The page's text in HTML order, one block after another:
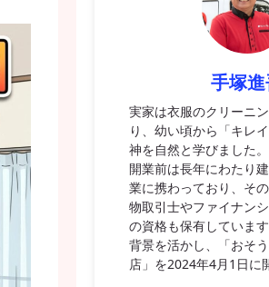
手塚
実家は衣服のクリーニ
り、幼い頃から「キレ
神を自然と学びました。
開業前は長年にわたり
業に携わっており、そ
物取引士やファイナン
の資格も保有していま
背景を活かし、「おそ
店」を2024年4月1日に